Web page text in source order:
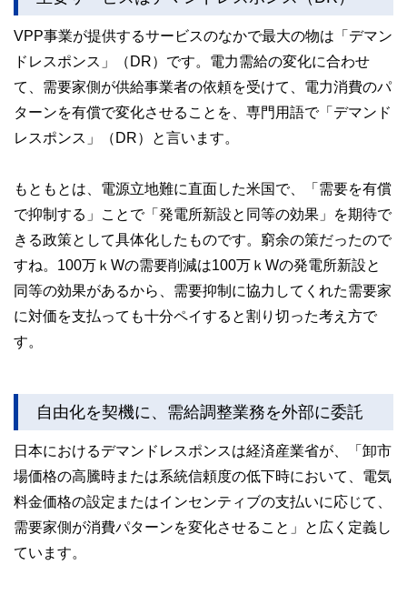
VPP事業が提供するサービスのなかで最大の物は「デマン
ドレスポンス」（DR）です。電力需給の変化に合わせ
て、需要家側が供給事業者の依頼を受けて、電力消費のパ
ターンを有償で変化させることを、専門用語で「デマンド
レスポンス」（DR）と言います。
もともとは、電源立地難に直面した米国で、「需要を有償
で抑制する」ことで「発電所新設と同等の効果」を期待で
きる政策として具体化したものです。窮余の策だったので
すね。100万ｋWの需要削減は100万ｋWの発電所新設と
同等の効果があるから、需要抑制に協力してくれた需要家
に対価を支払っても十分ペイすると割り切った考え方で
す。
自由化を契機に、需給調整業務を外部に委託
日本におけるデマンドレスポンスは経済産業省が、「卸市
場価格の高騰時または系統信頼度の低下時において、電気
料金価格の設定またはインセンティブの支払いに応じて、
需要家側が消費パターンを変化させること」と広く定義し
ています。